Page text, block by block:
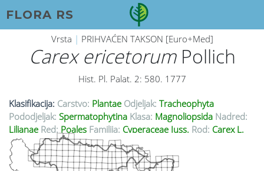
FLORA RS
Vrsta | PRIHVAĆEN TAKSON [Euro+Med]
Carex ericetorumPollich
Hist. Pl. Palat. 2: 580. 1777
Klasifikacija: Carstvo: Plantae Odjeljak: Tracheophyta
Pododjeljak: Spermatophytina Klasa: Magnoliopsida Nadred:
Lilianae Red: Poales Familija: Cyperaceae Juss. Rod: Carex L.